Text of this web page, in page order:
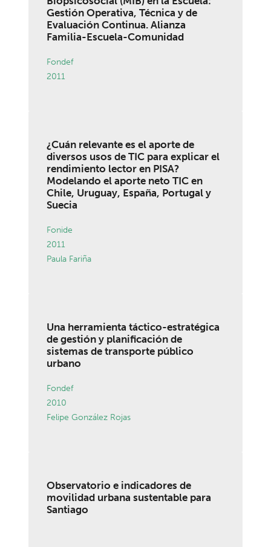
Gestión Operativa, Técnica y de
Evaluación Continua. Alianza
Familia-Escuela-Comunidad
Fondef
2011
¿Cuán relevante es el aporte de
diversos usos de TIC para explicar el
rendimiento lector en PISA?
Modelando el aporte neto TIC en
Chile, Uruguay, España, Portugal y
Suecia
Fonide
2011
Paula Fariña
Una herramienta táctico-estratégica
de gestión y planificación de
sistemas de transporte público
urbano
Fondef
2010
Felipe González Rojas
Observatorio e indicadores de
movilidad urbana sustentable para
Santiago